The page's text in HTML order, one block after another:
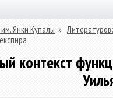
Янки Купалы »
контекст